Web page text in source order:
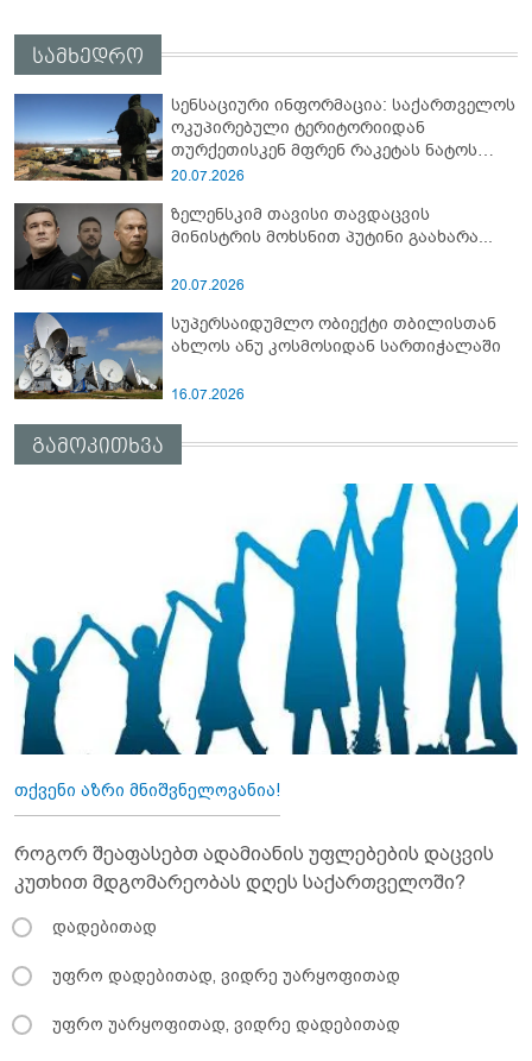
სამხედრო
სენსაციური ინფორმაცია: საქართველოს
ოკუპირებული ტერიტორიიდან
თურქეთისკენ მფრენ რაკეტას ნატოს
სამიტი კინაღამ ჩაუშლია
20.07.2026
ზელენსკიმ თავისი თავდაცვის
მინისტრის მოხსნით პუტინი გაახარა...
20.07.2026
სუპერსაიდუმლო ობიექტი თბილისთან
ახლოს ანუ კოსმოსიდან სართიჭალაში
16.07.2026
გამოკითხვა
თქვენი აზრი მნიშვნელოვანია!
როგორ შეაფასებთ ადამიანის უფლებების დაცვის
კუთხით მდგომარეობას დღეს საქართველოში?
დადებითად
უფრო დადებითად, ვიდრე უარყოფითად
უფრო უარყოფითად, ვიდრე დადებითად